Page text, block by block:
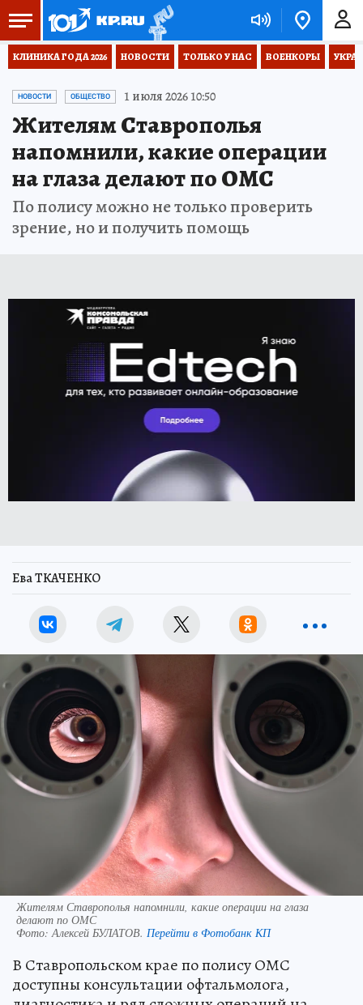
КЛИНИКА ГОДА 2026 НОВОСТИ ТОЛЬКО У НАС ВОЕНКОРЫ
НОВОСТИ ОБЩЕСТВО 1 июля 2026 10:50
Жителям Ставрополья
напомнили, какие операции
на глаза делают по ОМС
По полису можно не только проверить
зрение, но и получить помощь
Ева ТКАЧЕНКО
Жителям Ставрополья напомнили, какие операции на глаза
делают по ОМС
Фото: Алексей БУЛАТОВ. Перейти в Фотобанк КП
В Ставропольском крае по полису ОМС
доступны консультации офтальмолога,